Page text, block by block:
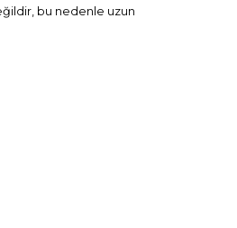
bu nedenle uzun